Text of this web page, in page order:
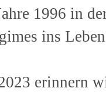
1996 in
ins
erinnern